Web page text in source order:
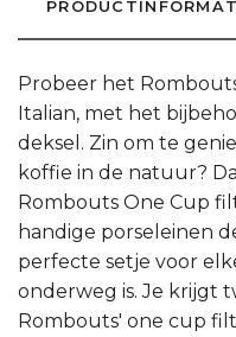
Probeer het
Italian, met het
deksel. Zin om te
koffie in de natuur?
Rombouts One Cup
handige porseleinen
perfecte setje voor
onderweg is. Je krijgt
Rombouts' one cup